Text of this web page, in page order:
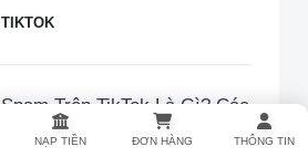
NẠP TIỀN ĐƠN HÀNG THÔNG TIN
TIKTOK
Spam Trên TikTok Là Gì? Các
Dấu Hiệu Nhận Biết Spam